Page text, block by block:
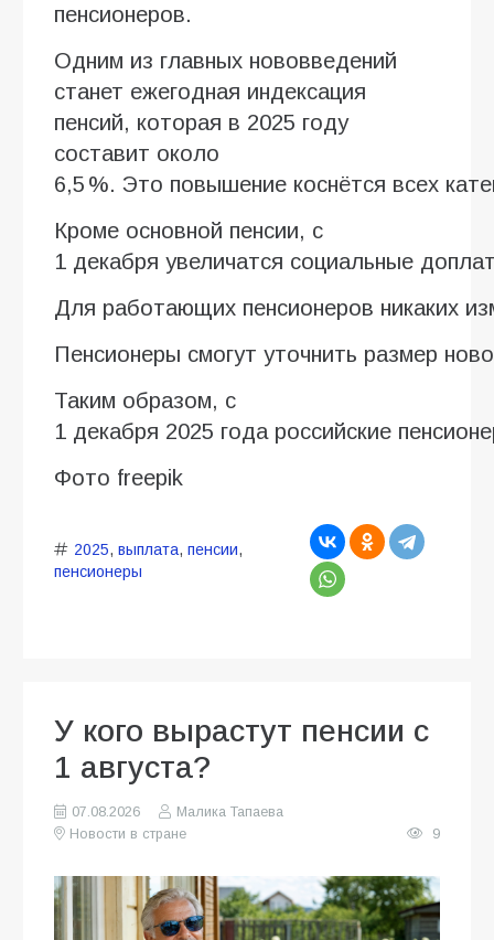
пенсионеров.
Одним из главных нововведений
станет ежегодная индексация
пенсий, которая в 2025 году
составит около
6,5 %. Это повышение коснётся всех
Кроме основной пенсии, с
1 декабря увеличатся социальные
Для работающих пенсионеров никаких
Пенсионеры смогут уточнить размер
Таким образом, с
1 декабря 2025 года российские
Фото freepik
2025, выплата, пенсии,
пенсионеры
У кого вырастут пенсии с
1 августа?
07.08.2026
Малика Тапаева
Новости в стране
9